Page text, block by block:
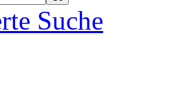
Suche